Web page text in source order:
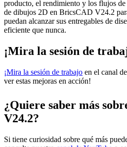
producto, el rendimiento y los flujos
de dibujos 2D en BricsCAD V24.2
puedan alcanzar sus entregables de
eficiente que nunca.
¡Mira la sesión de
¡Mira la sesión de trabajo en el canal
ver estas mejoras en acción!
¿Quiere saber más
V24.2?
Si tiene curiosidad sobre qué más